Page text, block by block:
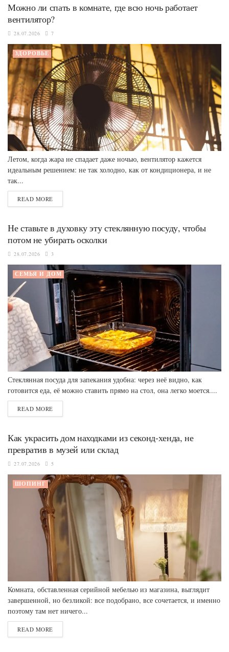
Можно ли спать в комнате, где всю ночь работает
вентилятор?
28.07.2026 7
ЗДОРОВЬЕ
Летом, когда жара не спадает даже ночью, вентилятор кажется
идеальным решением: не так холодно, как от кондиционера, и не
так...
READ MORE
Не ставьте в духовку эту стеклянную посуду, чтобы
потом не убирать осколки
28.07.2026 3
СЕМЬЯ И ДОМ
Стеклянная посуда для запекания удобна: через неё видно, как
готовится еда, её можно ставить прямо на стол, она легко моется....
READ MORE
Как украсить дом находками из секонд-хенда, не
превратив в музей или склад
27.07.2026 5
ШОПИНГ
Комната, обставленная серийной мебелью из магазина, выглядит
завершенной, но безликой: все подобрано, все сочетается, и именно
поэтому там нет ничего...
READ MORE